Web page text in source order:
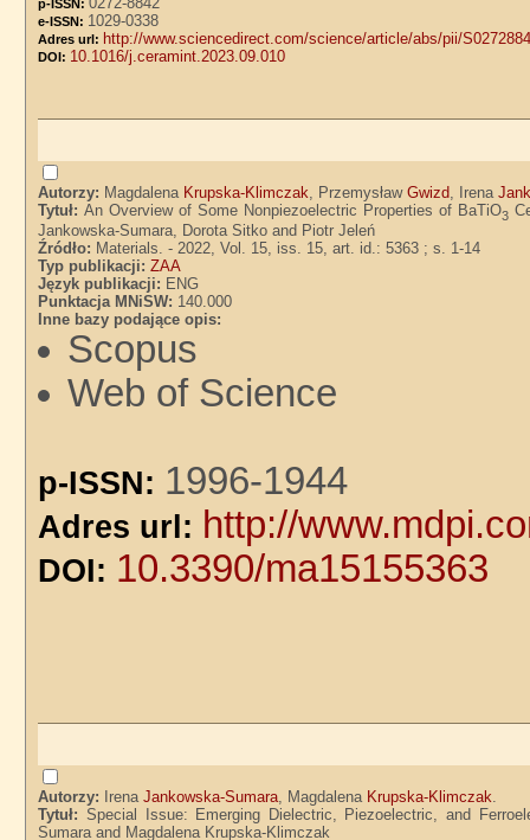
p-ISSN:
e-ISSN: 1029-0338
Adres url: http://www.sciencedirect.com/science/article/abs/pii/
DOI: 10.1016/j.ceramint.2023.09.010
Autorzy: Magdalena Krupska-Klimczak , PrzemysławGwizd , Irena
Tytuł:An Overview of Some Nonpiezoelectric Properties of BaTiO3
Jankowska-Sumara, Dorota Sitko and Piotr Jeleń
Źródło: Materials. - 2022, Vol. 15, iss. 15, art. id.: 5363 ; s. 1-14
Typ publikacji:ZAA
Język publikacji: ENG
Punktacja MNiSW: 140.000
Inne bazy podające opis:
Scopus
Web of Science
p-ISSN: 1996-1944
Adres url: http://
DOI: 10.3390/ma15155363
Autorzy: IrenaJankowska-Sumara, Magdalena Krupska-Klimczak.
Tytuł: Special Issue: Emerging Dielectric, Piezoelectric, and
Sumara and Magdalena Krupska-Klimczak